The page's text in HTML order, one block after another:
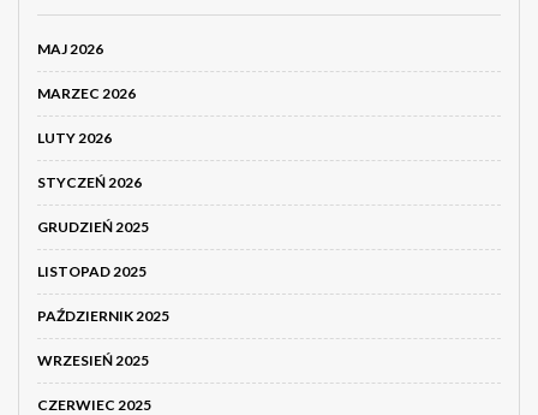
MAJ 2026
MARZEC 2026
LUTY 2026
STYCZEŃ 2026
GRUDZIEŃ 2025
LISTOPAD 2025
PAŹDZIERNIK 2025
WRZESIEŃ 2025
CZERWIEC 2025